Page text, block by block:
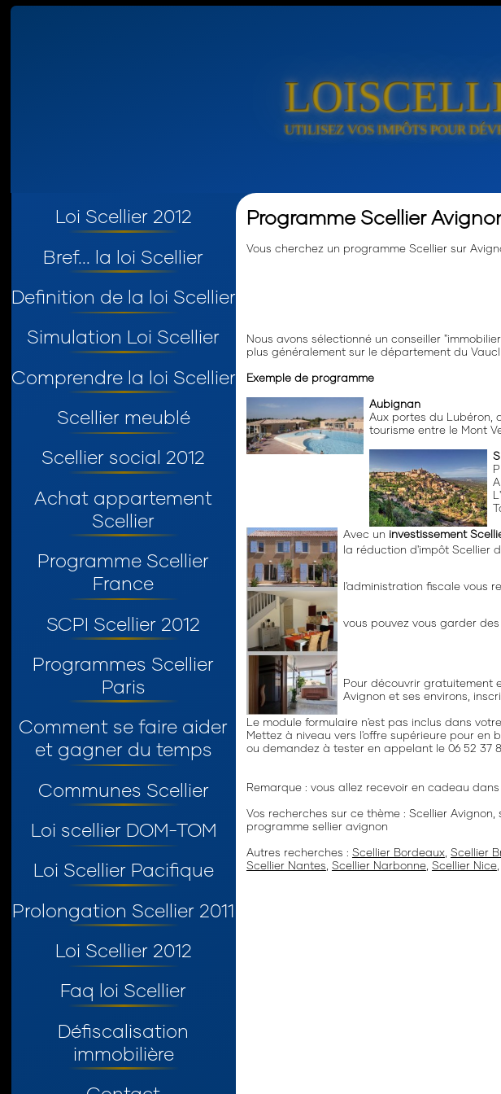
Loi Scellier 2012
Bref... la loi Scellier
Definition de la loi Scellier
Simulation Loi Scellier
Comprendre la loi Scellier
Scellier meublé
Scellier social 2012
Achat appartement
Scellier
Programme Scellier
France
SCPI Scellier 2012
Programmes Scellier
Paris
Comment se faire aider
et gagner du temps
Communes Scellier
Loi scellier DOM-TOM
Loi Scellier Pacifique
Prolongation Scellier 2011
Loi Scellier 2012
Faq loi Scellier
Défiscalisation
immobilière
Programme Scellier
Vous cherchez un programme Scellier sur
Nous avons sélectionné un conseiller
plus généralement sur le département du
Exemple de programme
Aubignan
Aux portes du Lubéron,
tourisme entre le Mont
Avec un investissement
la réduction d'impôt Scellier
l'administration fiscale vous
vous pouvez vous garder
Pour découvrir gratuitement
Avignon et ses environs,
Le module formulaire n'est pas inclus dans
Mettez à niveau vers l'offre supérieure pour en
ou demandez à tester en appelant le 06 52 37
Remarque : vous allez recevoir en cadeau
Vos recherches sur ce thème : Scellier
programme sellier avignon
Autres recherches : Scellier Bordeaux, Scellier
Scellier Nantes Scellier Narbonne, Scellier Nice,